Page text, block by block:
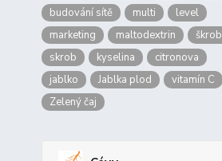
budování sítě
multi
level
marketing
maltodextrin
škrob
skrob
kyselina
citronova
jablko
Jablka plod
vitamín C
Zelený čaj